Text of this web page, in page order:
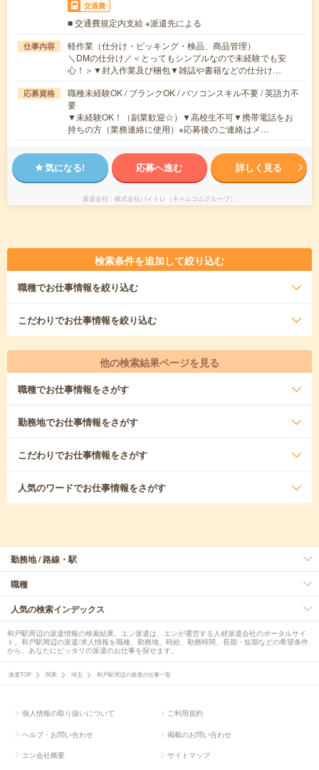
交通費
■ 交通費規定内支給 ※派遣先による
仕事内容
軽作業（仕分け・ピッキング・検品、商品管理）
＼DMの仕分け／＜とってもシンプルなので未経験でも安
心！＞▼封入作業及び梱包▼雑誌や書籍などの仕分け…
応募資格
職種未経験OK / ブランクOK / パソコンスキル不要 / 英語力不
要
▼未経験OK！（副業歓迎☆）▼高校生不可▼携帯電話をお
持ちの方（業務連絡に使用）※応募後のご連絡はメ…
気になる! 応募へ進む 詳しく見る
派遣会社 株式会社バイトレ（キャムコムグループ）
検索条件を追加して絞り込む
職種でお仕事情報を絞り込む
こだわりでお仕事情報を絞り込む
他の検索結果ページを見る
職種でお仕事情報をさがす
勤務地でお仕事情報をさがす
こだわりでお仕事情報をさがす
人気のワードでお仕事情報をさがす
勤務地 / 路線・駅
職種
人気の検索インデックス
和戸駅周辺の派遣情報の検索結果。エン派遣は、エンが運営する人材派遣会社のポータルサイ
ト。和戸駅周辺の派遣/求人情報を職種、勤務地、時給、勤務時間、長期・短期などの希望条件
から、あなたにピッタリの派遣のお仕事を探せます。
派遣TOP 関東 埼玉 和戸駅周辺の派遣の仕事一覧
個人情報の取り扱いについて ご利用規約
ヘルプ・お問い合わせ 掲載のお問い合わせ
エン会社概要 サイトマップ